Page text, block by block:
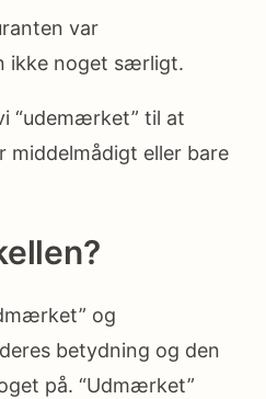
var
ikke noget særligt.
“udemærket” til at
middelmådigt eller bare
og
betydning og den
på. “Udmærket”